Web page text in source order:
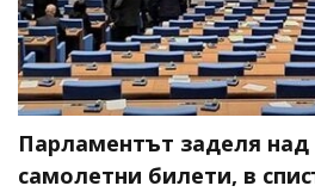
Парламентът заделя над
самолетни билети, в